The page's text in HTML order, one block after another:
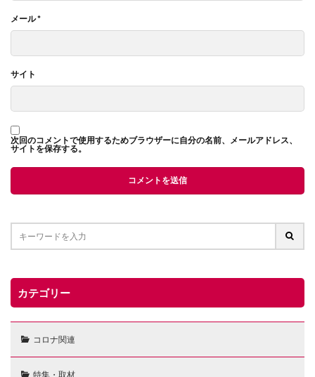
メール*
サイト
次回のコメントで使用するためブラウザーに自分の名前、メールアドレス、
サイトを保存する。
カテゴリー
コロナ関連
特集・取材